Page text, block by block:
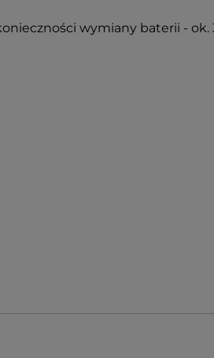
wymiany baterii - ok.